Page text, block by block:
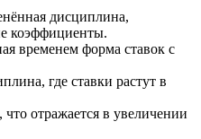
дисциплина,
коэффициенты.
временем форма ставок с
где ставки растут в
отражается в увеличении